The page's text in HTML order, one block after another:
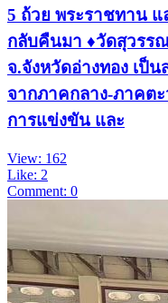
5 ถ้วย พระราชทาน
กลับคืนมา ♦️วัดสุวรร
จ.จังหวัดอ่างทอง เป็
จากภาคกลาง-ภาคต
การแข่งขัน และ
View: 162
Like: 2
Comment: 0